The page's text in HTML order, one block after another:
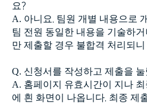
요?
A. 아니요. 팀원 개별 내용으로
팀 전원 동일한 내용을 기술하거
만 제출할 경우 불합격 처리되
Q. 신청서를 작성하고 제출을
A. 홈페이지 유효시간이 지나
에 흰 화면이 나옵니다. 최종 제